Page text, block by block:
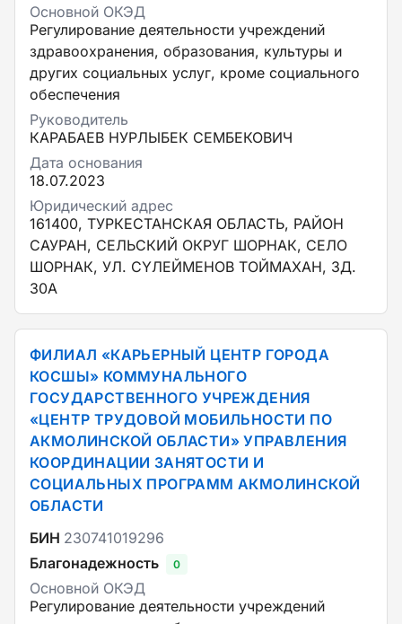
Основной ОКЭД
Регулирование деятельности учреждений
здравоохранения, образования, культуры и
других социальных услуг, кроме социального
обеспечения
Руководитель
КАРАБАЕВ НУРЛЫБЕК СЕМБЕКОВИЧ
Дата основания
18.07.2023
Юридический адрес
161400, ТУРКЕСТАНСКАЯ ОБЛАСТЬ, РАЙОН
САУРАН, СЕЛЬСКИЙ ОКРУГ ШОРНАК, СЕЛО
ШОРНАК, УЛ. СҮЛЕЙМЕНОВ ТОЙМАХАН, ЗД.
30А
ФИЛИАЛ «КАРЬЕРНЫЙ ЦЕНТР ГОРОДА
КОСШЫ» КОММУНАЛЬНОГО
ГОСУДАРСТВЕННОГО УЧРЕЖДЕНИЯ
«ЦЕНТР ТРУДОВОЙ МОБИЛЬНОСТИ ПО
АКМОЛИНСКОЙ ОБЛАСТИ» УПРАВЛЕНИЯ
КООРДИНАЦИИ ЗАНЯТОСТИ И
СОЦИАЛЬНЫХ ПРОГРАММ АКМОЛИНСКОЙ
ОБЛАСТИ
БИН 230741019296
Благонадежность
0
Основной ОКЭД
Регулирование деятельности учреждений